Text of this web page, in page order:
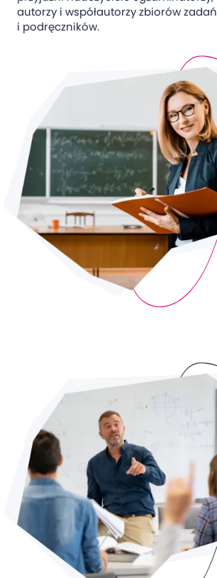
autorzy i współautorzy zbiorów zadań
i podręczników.